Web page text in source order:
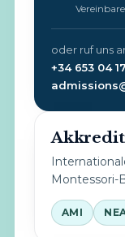
oder ruf uns
+34 653 04
Montessori-
AMI